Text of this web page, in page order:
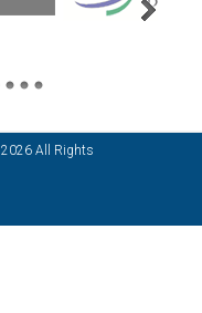
2026 All Rights